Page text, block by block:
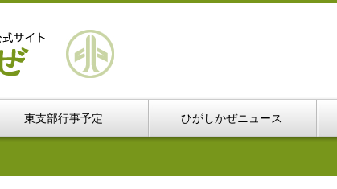
東支部行事予定 ひがしかぜニュース